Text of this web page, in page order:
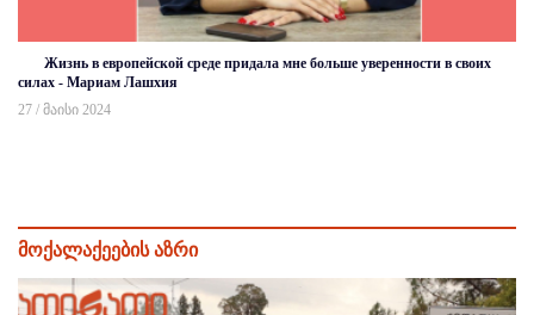
Жизнь в европейской среде придала мне больше уверенности в своих
силах - Мариам Лашхия
27 / მაისი 2024
მოქალაქეების აზრი